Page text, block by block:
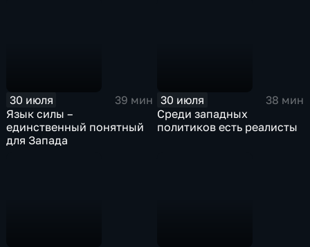
30 июля
39 мин
Язык силы –
единственный понятный
для Запада
30 июля
38 мин
Среди западных
политиков есть реалисты